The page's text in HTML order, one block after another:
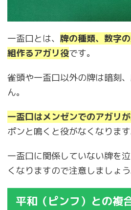
一盃口とは、 牌の種類、数字
組作るアガリ役です。
雀頭や一盃口以外の牌は暗刻
ん。
一盃口はメンゼンでのアガリ
ポンと鳴くと役がなくなりま
一盃口に関係していない牌を
くなりますので注意しましょう
平和（ピンフ）との複